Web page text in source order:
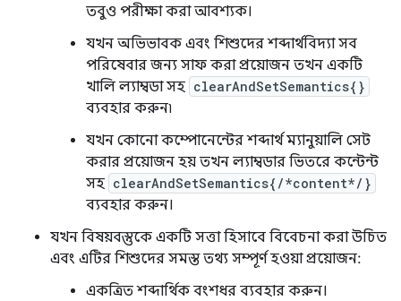
তবুও পরীক্ষা করা আবশ্যক।
যখন অভিভাবক এবং শিশুদের শব্দার্থবিদ্যা সব
পরিষেবার জন্য সাফ করা প্রয়োজন তখন একটি
খালি ল্যাম্বডা সহ clearAndSetSemantics{}
ব্যবহার করুন৷
যখন কোনো কম্পোনেন্টের শব্দার্থ ম্যানুয়ালি সেট
করার প্রয়োজন হয় তখন ল্যাম্বডার ভিতরে কন্টেন্ট
সহ clearAndSetSemantics{/*content*/}
ব্যবহার করুন।
যখন বিষয়বস্তুকে একটি সত্তা হিসাবে বিবেচনা করা উচিত
এবং এটির শিশুদের সমস্ত তথ্য সম্পূর্ণ হওয়া প্রয়োজন:
একত্রিত শব্দার্থিক বংশধর ব্যবহার করুন।